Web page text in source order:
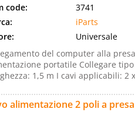
code:
3741
iParts
Universale
del computer alla
portatile Collegare tipo
1,5 m I cavi applicabili: 2
alimentazione 2 poli a